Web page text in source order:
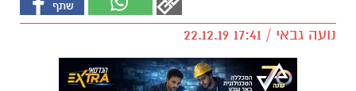
נועה גבאי / 17:41 22.12.19